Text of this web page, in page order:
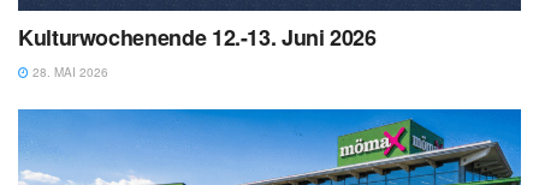
Kulturwochenende 12.-13. Juni 2026
28. MAI 2026